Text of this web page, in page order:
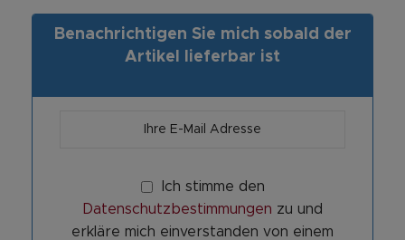
Benachrichtigen Sie mich sobald der
Artikel lieferbar ist
Ich stimme den
Datenschutzbestimmungen zu und
erkläre mich einverstanden von einem